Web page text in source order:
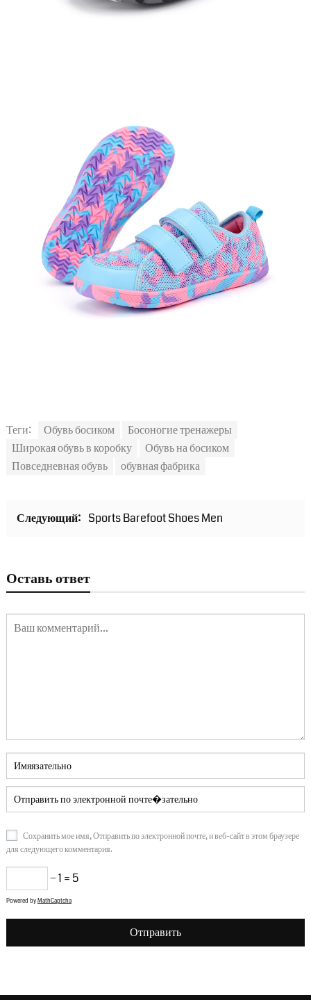
Теги: Обувь босиком
Босоногие тренажеры
Широкая обувь в коробку
Обувь на босиком
Повседневная обувь
обувная фабрика
Следующий: Sports Barefoot Shoes Men
Оставь ответ
Сохранить мое имя, Отправить по электронной почте, и веб-сайт в этом браузере
для следующего комментария.
− 1 = 5
Powered byMathCaptcha